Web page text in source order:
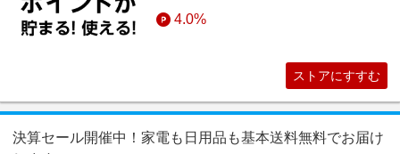
4.0%
ストアにすすむ
決算セール開催中！家電も日用品も基本送料無料でお届け